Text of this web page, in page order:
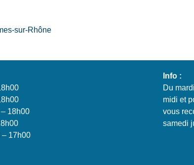
sur-Rhône
18h00
– 17h00
Info :
Du
midi et
vous
samedi